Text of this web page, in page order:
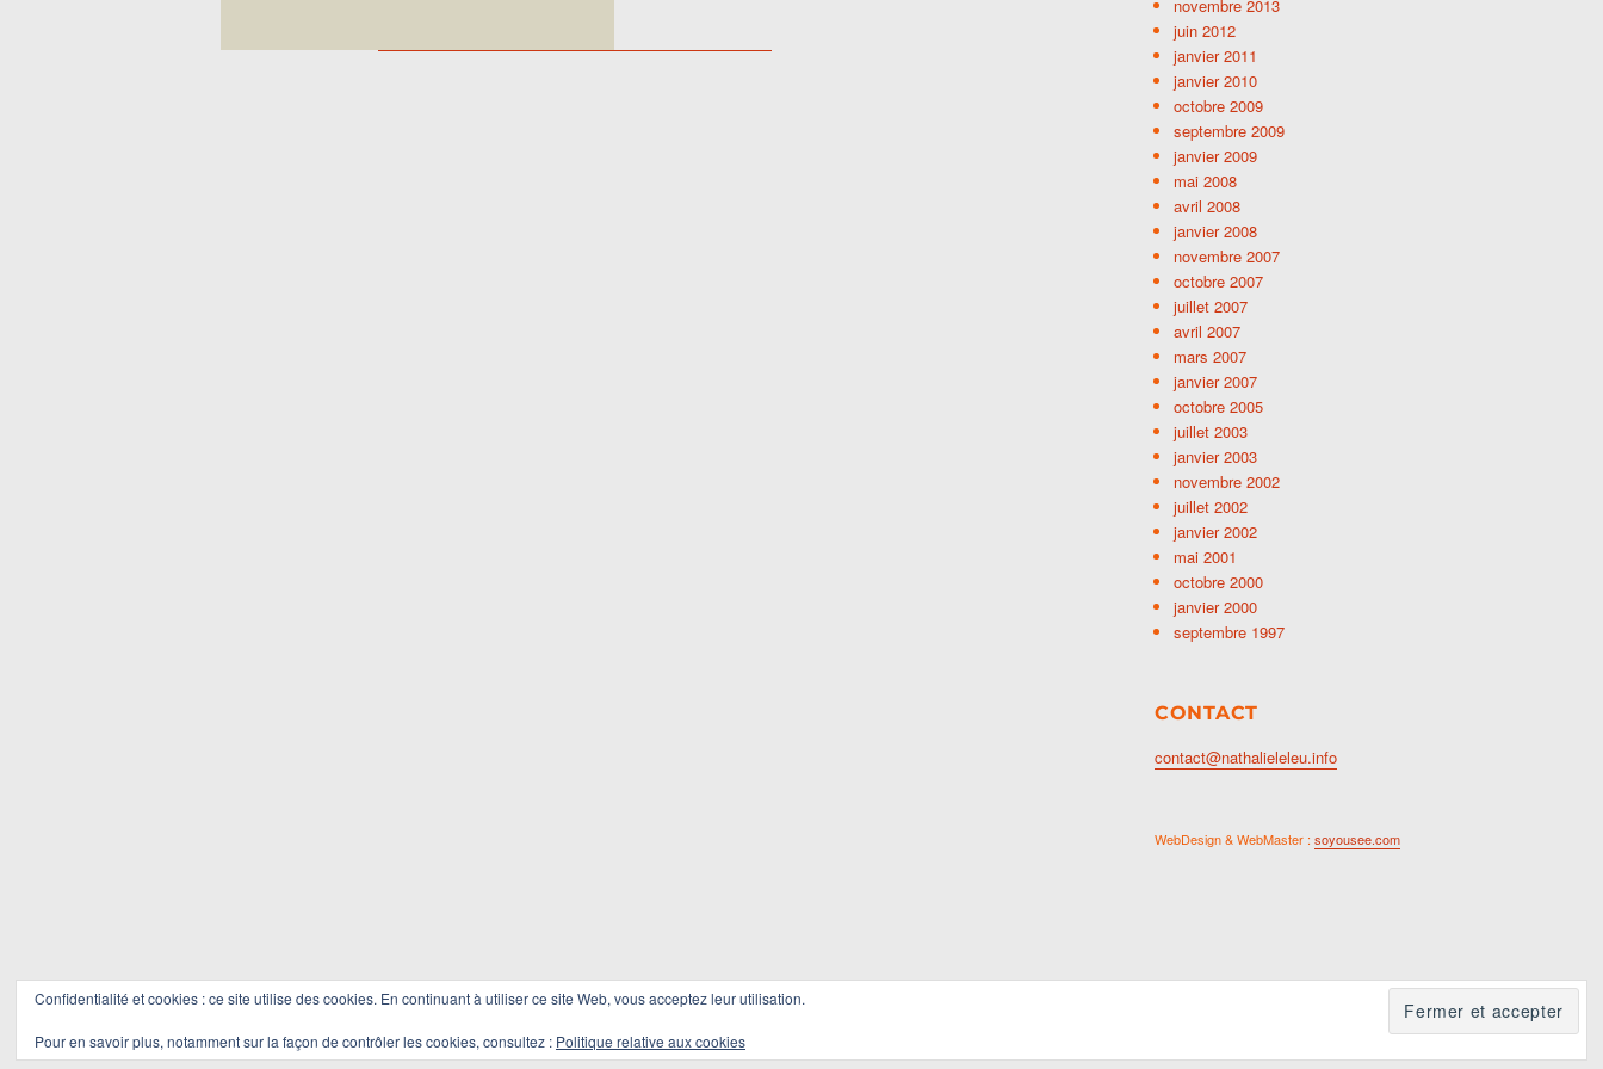
novembre 2013
juin 2012
janvier 2011
janvier 2010
octobre 2009
septembre 2009
janvier 2009
mai 2008
avril 2008
janvier 2008
novembre 2007
octobre 2007
juillet 2007
avril 2007
mars 2007
janvier 2007
octobre 2005
juillet 2003
janvier 2003
novembre 2002
juillet 2002
janvier 2002
mai 2001
octobre 2000
janvier 2000
septembre 1997
CONTACT
contact@nathalieleleu.info
WebDesign & WebMaster : soyousee.com
Confidentialité et cookies : ce site utilise des cookies. En continuant à utiliser ce site Web, vous acceptez leur utilisation.
Pour en savoir plus, notamment sur la façon de contrôler les cookies, consultez : Politique relative aux cookies